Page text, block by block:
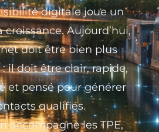
digitale joue un
croissance. Aujourd’hui,
doit être bien plus
il doit être clair, rapide,
et pensé pour générer
qualifiés.
accompagne les TPE,